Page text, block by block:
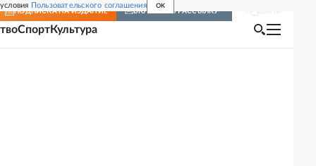
Пользовательского соглашения OK
ПОДПИСКА НА ИЗДАНИЕ ВКЛЮЧИТЬ РАССЫЛКУ
СпортКультура